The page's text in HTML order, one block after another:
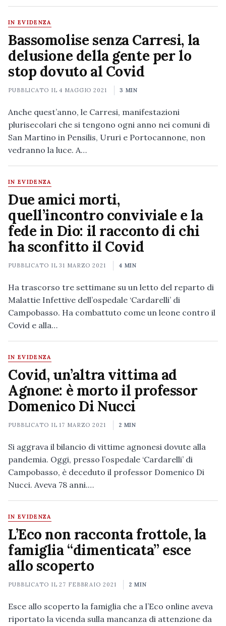
IN EVIDENZA
Bassomolise senza Carresi, la
delusione della gente per lo
stop dovuto al Covid
PUBBLICATO IL4 MAGGIO 2021 3 MIN
Anche quest’anno, le Carresi, manifestazioni
plurisecolari che si tengono ogni anno nei comuni di
San Martino in Pensilis, Ururi e Portocannone, non
vedranno la luce. A…
IN EVIDENZA
Due amici morti,
quell’incontro conviviale e la
fede in Dio: il racconto di chi
ha sconfitto il Covid
PUBBLICATO IL31 MARZO 2021 4 MIN
Ha trascorso tre settimane su un letto del reparto di
Malattie Infettive dell’ospedale ‘Cardarelli’ di
Campobasso. Ha combattuto come un leone contro il
Covid e alla…
IN EVIDENZA
Covid, un’altra vittima ad
Agnone: è morto il professor
Domenico Di Nucci
PUBBLICATO IL17 MARZO 2021 2 MIN
Si aggrava il bilancio di vittime agnonesi dovute alla
pandemia. Oggi, presso l’ospedale ‘Cardarelli’ di
Campobasso, è deceduto il professor Domenico Di
Nucci. Aveva 78 anni.…
IN EVIDENZA
L’Eco non racconta frottole, la
famiglia “dimenticata” esce
allo scoperto
PUBBLICATO IL27 FEBBRAIO 2021 2 MIN
Esce allo scoperto la famiglia che a l’Eco online aveva
riportato la vicenda sulla mancanza di attenzione da